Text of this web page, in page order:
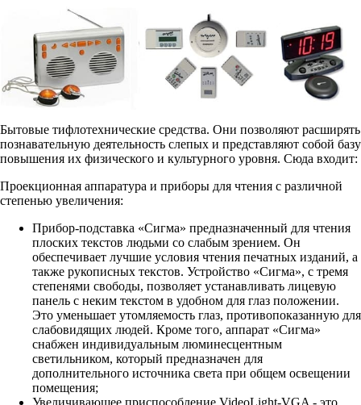
Бытовые тифлотехнические средства. Они позволяют расширять
познавательную деятельность слепых и представляют собой базу
повышения их физического и культурного уровня. Сюда входит:
Проекционная аппаратура и приборы для чтения с различной
степенью увеличения:
Прибор-подставка «Сигма» предназначенный для чтения
плоских текстов людьми со слабым зрением. Он
обеспечивает лучшие условия чтения печатных изданий, а
также рукописных текстов. Устройство «Сигма», с тремя
степенями свободы, позволяет устанавливать лицевую
панель с неким текстом в удобном для глаз положении.
Это уменьшает утомляемость глаз, противопоказанную для
слабовидящих людей. Кроме того, аппарат «Сигма»
снабжен индивидуальным люминесцентным
светильником, который предназначен для
дополнительного источника света при общем освещении
помещения;